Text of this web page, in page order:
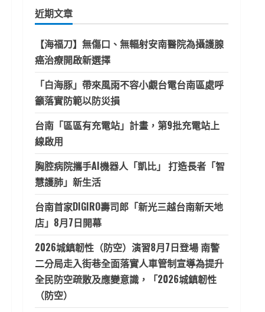
字:
近期文章
【海福刀】無傷口、無輻射安南醫院為攝護腺
癌治療開啟新選擇
「白海豚」帶來風雨不容小覷台電台南區處呼
籲落實防範以防災損
台南「區區有充電站」計畫，第9批充電站上
線啟用
胸腔病院攜手AI機器人「凱比」 打造長者「智
慧護肺」新生活
台南首家DIGIRO壽司郎「新光三越台南新天地
店」8月7日開幕
2026城鎮韌性（防空）演習8月7日登場 南警
二分局走入街巷全面落實人車管制宣導為提升
全民防空疏散及應變意識，「2026城鎮韌性
（防空）